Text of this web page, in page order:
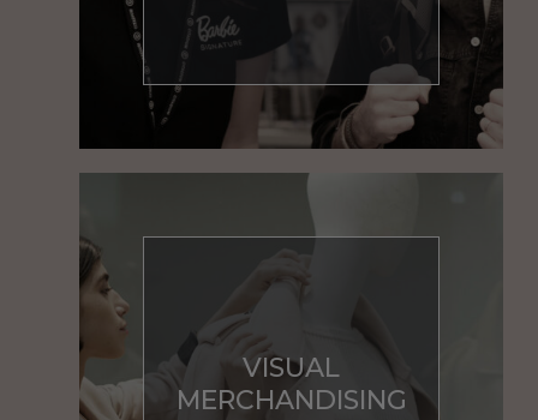
VISUAL
MERCHANDISING